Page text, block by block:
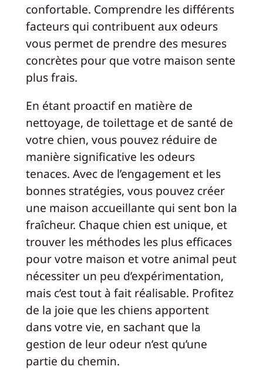
confortable. Comprendre les différents
facteurs qui contribuent aux odeurs
vous permet de prendre des mesures
concrètes pour que votre maison sente
plus frais.
En étant proactif en matière de
nettoyage, de toilettage et de santé de
votre chien, vous pouvez réduire de
manière significative les odeurs
tenaces. Avec de l’engagement et les
bonnes stratégies, vous pouvez créer
une maison accueillante qui sent bon la
fraîcheur. Chaque chien est unique, et
trouver les méthodes les plus efficaces
pour votre maison et votre animal peut
nécessiter un peu d’expérimentation,
mais c’est tout à fait réalisable. Profitez
de la joie que les chiens apportent
dans votre vie, en sachant que la
gestion de leur odeur n’est qu’une
partie du chemin.